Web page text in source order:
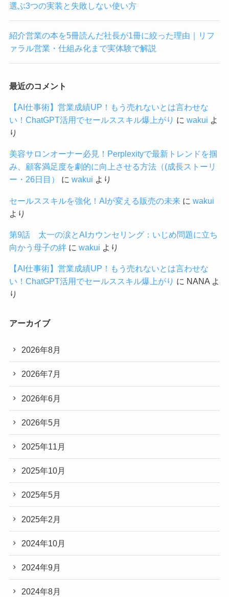
選ぶ3つの実装と失敗しない使い方
紹介営業の本を5冊読んだ社長が1冊に絞った理由｜リフ
ァラル営業・仕組み化まで実体験で解説
最近のコメント
【AI仕事術】営業成績UP！もう売れないとは言わせな
い！ChatGPT活用でセールススキル爆上がり に wakui よ
り
美容サロンオーナー必見！Perplexityで最新トレンドを掴
み、顧客満足度を劇的に向上させる方法（(成長ストーリ
ー・26日目）
に wakui より
セールススキルを強化！AIが変える販売の未来に wakui
より
第9話 太一の涙とAIカウンセリング：いじめ問題に立ち
向かう母子の絆に wakui より
【AI仕事術】営業成績UP！もう売れないとは言わせな
い！ChatGPT活用でセールススキル爆上がり に NANAよ
り
アーカイブ
2026年8月
2026年7月
2026年6月
2026年5月
2025年11月
2025年10月
2025年5月
2025年2月
2024年10月
2024年9月
2024年8月